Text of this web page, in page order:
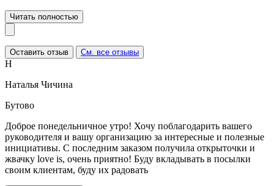
Читать полностью
Оставить отзыв См. все отзывы
Н
Наталья Чичина
Бутово
Доброе понедельничное утро! Хочу поблагодарить вашего
руководителя и вашу организацию за интересные и полезные
инициативы. С последним заказом получила открыточки и
жвачку love is, очень приятно! Буду вкладывать в посылки
своим клиентам, буду их радовать